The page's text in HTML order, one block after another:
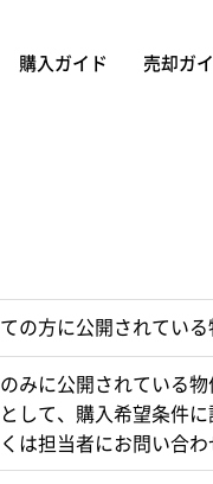
購入ガイド 売却ガ
の方に公開されている
みに公開されている物
して、購入希望条件
は担当者にお問い合わ